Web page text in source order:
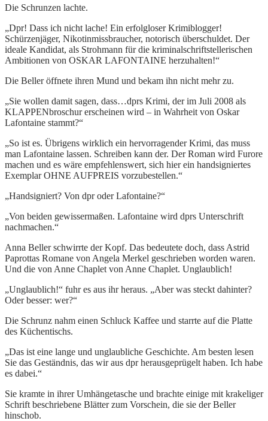
Die Schrunzen lachte.
„Dpr! Dass ich nicht lache! Ein erfolgloser Krimiblogger!
Schürzenjäger, Nikotinmissbraucher, notorisch überschuldet. Der
ideale Kandidat, als Strohmann für die kriminalschriftstellerischen
Ambitionen von OSKAR LAFONTAINE herzuhalten!“
Die Beller öffnete ihren Mund und bekam ihn nicht mehr zu.
„Sie wollen damit sagen, dass…dprs Krimi, der im Juli 2008 als
KLAPPENbroschur erscheinen wird – in Wahrheit von Oskar
Lafontaine stammt?“
„So ist es. Übrigens wirklich ein hervorragender Krimi, das muss
man Lafontaine lassen. Schreiben kann der. Der Roman wird Furore
machen und es wäre empfehlenswert, sich hier ein handsigniertes
Exemplar OHNE AUFPREIS vorzubestellen.“
„Handsigniert? Von dpr oder Lafontaine?“
„Von beiden gewissermaßen. Lafontaine wird dprs Unterschrift
nachmachen.“
Anna Beller schwirrte der Kopf. Das bedeutete doch, dass Astrid
Paprottas Romane von Angela Merkel geschrieben worden waren.
Und die von Anne Chaplet von Anne Chaplet. Unglaublich!
„Unglaublich!“ fuhr es aus ihr heraus. „Aber was steckt dahinter?
Oder besser: wer?“
Die Schrunz nahm einen Schluck Kaffee und starrte auf die Platte
des Küchentischs.
„Das ist eine lange und unglaubliche Geschichte. Am besten lesen
Sie das Geständnis, das wir aus dpr herausgeprügelt haben. Ich habe
es dabei.“
Sie kramte in ihrer Umhängetasche und brachte einige mit krakeliger
Schrift beschriebene Blätter zum Vorschein, die sie der Beller
hinschob.